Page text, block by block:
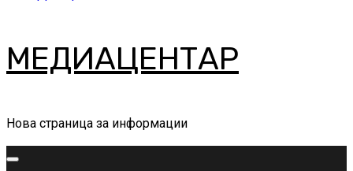
МЕДИАЦЕНТАР
Нова страница за информации
Primary